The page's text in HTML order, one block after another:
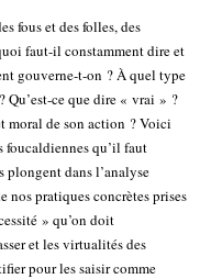
fous et des folles, des
faut-il constamment dire et
gouverne-t-on ? À quel type
ce que dire « vrai » ?
moral de son action ? Voici
foucaldiennes qu’il faut
plongent dans l’analyse
pratiques concrètes prises
» qu’on doit
et les virtualités des
pour les saisir comme